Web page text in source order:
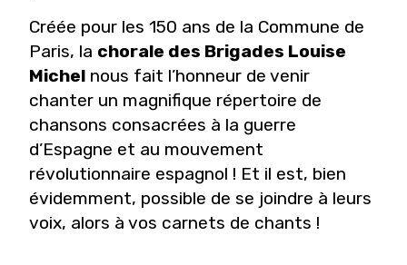
Créée pour les 150 ans de la Commune de
Paris, la chorale des Brigades Louise
Michel nous fait l’honneur de venir
chanter un magnifique répertoire de
chansons consacrées à la guerre
d’Espagne et au mouvement
révolutionnaire espagnol ! Et il est, bien
évidemment, possible de se joindre à leurs
voix, alors à vos carnets de chants !